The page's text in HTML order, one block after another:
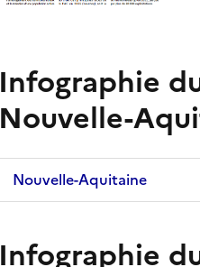
Infographie
Nouvelle-
Nouvelle-Aquitaine
Infographie